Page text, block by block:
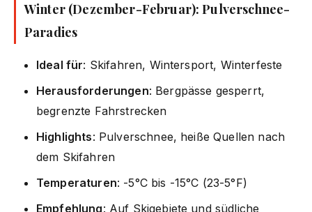
Winter (Dezember-Februar): Pulverschnee-
Paradies
Ideal für: Skifahren, Wintersport, Winterfeste
Herausforderungen: Bergpässe gesperrt,
begrenzte Fahrstrecken
Highlights: Pulverschnee, heiße Quellen nach
dem Skifahren
Temperaturen: -5°C bis -15°C (23-5°F)
Empfehlung: Auf Skigebiete und südliche